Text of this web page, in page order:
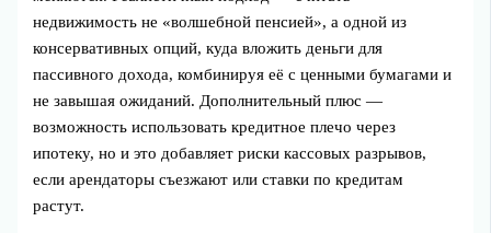
недвижимость не «волшебной пенсией», а одной из
консервативных опций, куда вложить деньги для
пассивного дохода, комбинируя её с ценными бумагами и
не завышая ожиданий. Дополнительный плюс —
возможность использовать кредитное плечо через
ипотеку, но и это добавляет риски кассовых разрывов,
если арендаторы съезжают или ставки по кредитам
растут.